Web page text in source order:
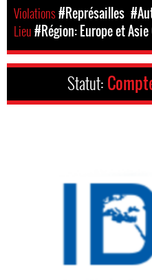
Violations#Représailles
Lieu#Région: Europe et
Statut: